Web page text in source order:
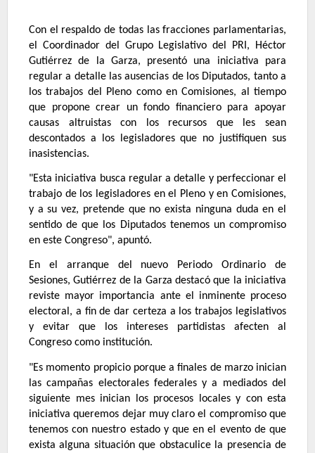
Con el respaldo de todas las fracciones parlamentarias,
el Coordinador del Grupo Legislativo del PRI, Héctor
Gutiérrez de la Garza, presentó una iniciativa para
regular a detalle las ausencias de los Diputados, tanto a
los trabajos del Pleno como en Comisiones, al tiempo
que propone crear un fondo financiero para apoyar
causas altruistas con los recursos que les sean
descontados a los legisladores que no justifiquen sus
inasistencias.
"Esta iniciativa busca regular a detalle y perfeccionar el
trabajo de los legisladores en el Pleno y en Comisiones,
y a su vez, pretende que no exista ninguna duda en el
sentido de que los Diputados tenemos un compromiso
en este Congreso", apuntó.
En el arranque del nuevo Periodo Ordinario de
Sesiones, Gutiérrez de la Garza destacó que la iniciativa
reviste mayor importancia ante el inminente proceso
electoral, a fin de dar certeza a los trabajos legislativos
y evitar que los intereses partidistas afecten al
Congreso como institución.
"Es momento propicio porque a finales de marzo inician
las campañas electorales federales y a mediados del
siguiente mes inician los procesos locales y con esta
iniciativa queremos dejar muy claro el compromiso que
tenemos con nuestro estado y que en el evento de que
exista alguna situación que obstaculice la presencia de